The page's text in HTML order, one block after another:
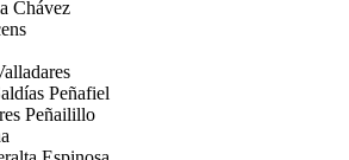
Chávez
Peñafiel
Peñailillo